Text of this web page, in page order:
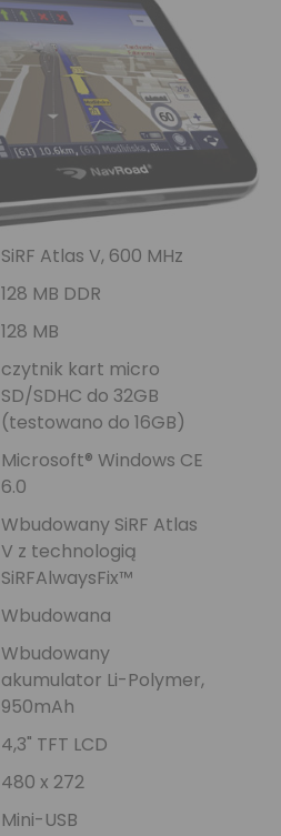
SiRF Atlas V, 600 MHz
128 MB DDR
128 MB
czytnik kart micro
SD/SDHC do 32GB
(testowano do 16GB)
Microsoft® Windows CE
6.0
Wbudowany SiRF Atlas
V z technologią
SiRFAlwaysFix™
Wbudowana
Wbudowany
akumulator Li-Polymer,
950mAh
4,3" TFT LCD
480 x 272
Mini-USB